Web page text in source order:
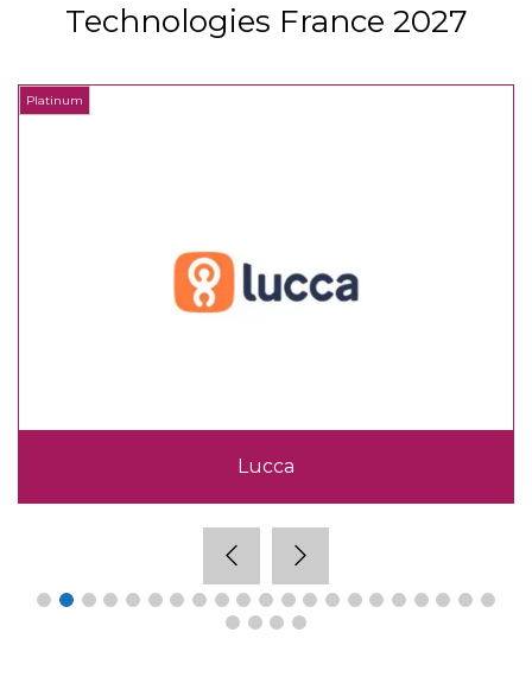
Technologies France 2027
Platinum
Lucca